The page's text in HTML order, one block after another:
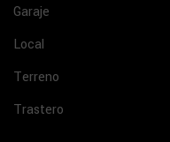
Garaje
Local
Terreno
Trastero